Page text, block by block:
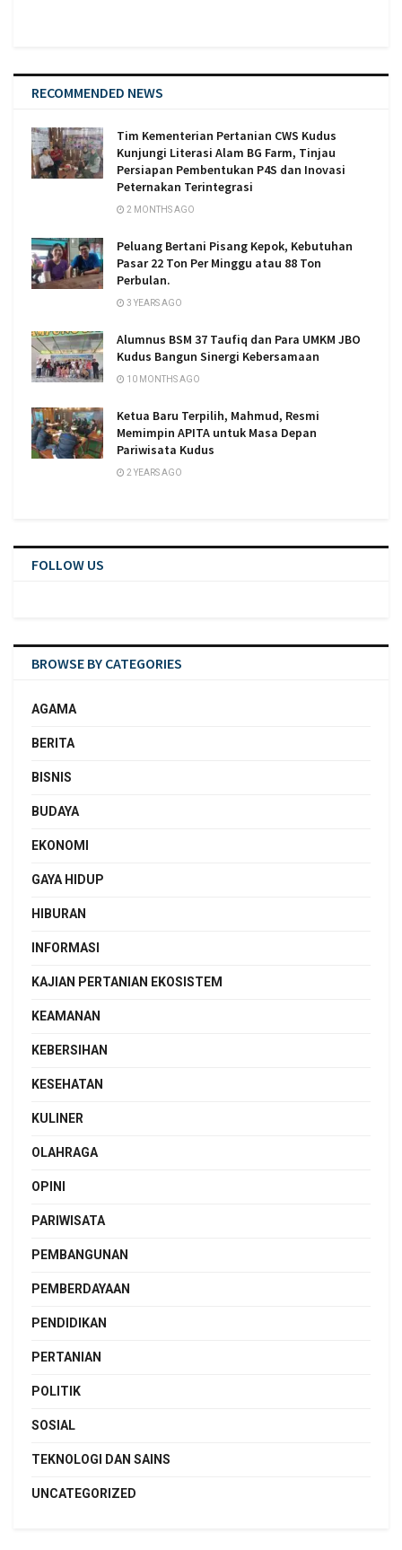
RECOMMENDED NEWS
Tim Kementerian Pertanian CWS Kudus
Kunjungi Literasi Alam BG Farm, Tinjau
Persiapan Pembentukan P4S dan Inovasi
Peternakan Terintegrasi
2 MONTHS AGO
Peluang Bertani Pisang Kepok, Kebutuhan
Pasar 22 Ton Per Minggu atau 88 Ton
Perbulan.
3 YEARS AGO
Alumnus BSM 37 Taufiq dan Para UMKM JBO
Kudus Bangun Sinergi Kebersamaan
10 MONTHS AGO
Ketua Baru Terpilih, Mahmud, Resmi
Memimpin APITA untuk Masa Depan
Pariwisata Kudus
2 YEARS AGO
FOLLOW US
BROWSE BY CATEGORIES
AGAMA
BERITA
BISNIS
BUDAYA
EKONOMI
GAYA HIDUP
HIBURAN
INFORMASI
KAJIAN PERTANIAN EKOSISTEM
KEAMANAN
KEBERSIHAN
KESEHATAN
KULINER
OLAHRAGA
OPINI
PARIWISATA
PEMBANGUNAN
PEMBERDAYAAN
PENDIDIKAN
PERTANIAN
POLITIK
SOSIAL
TEKNOLOGI DAN SAINS
UNCATEGORIZED